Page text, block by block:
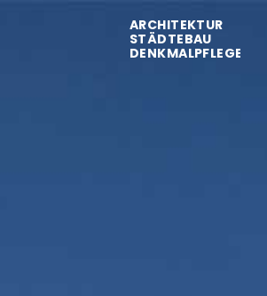
ARCHITEKTUR
STÄDTEBAU
DENKMALPFLEGE